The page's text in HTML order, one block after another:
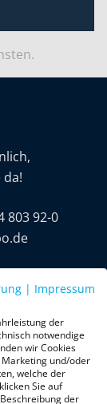
da!
803 92-0
| Impressum
der
notwendige
wir Cookies
und/oder
welche der
Sie auf
der